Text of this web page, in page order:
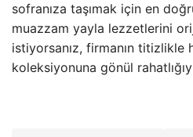
sofranıza taşımak için en
muazzam yayla lezzetlerini
istiyorsanız, firmanın titizlikle
koleksiyonuna gönül